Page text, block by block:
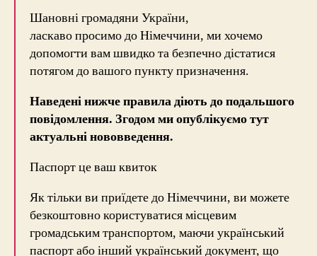
Шановні громадяни України,
ласкаво просимо до Німеччини, ми хочемо
допомогти вам швидко та безпечно дістатися
потягом до вашого пункту призначення.
Наведені нижче правиладіють до подальшого
повідомлення. Згодом ми опублікуємо тут
актуальні нововведення.
Паспорт це ваш квиток
Як тільки ви приїдете до Німеччини, ви можете
безкоштовно користуватися місцевим
громадським транспортом, маючи український
паспорт або інший український документ, що